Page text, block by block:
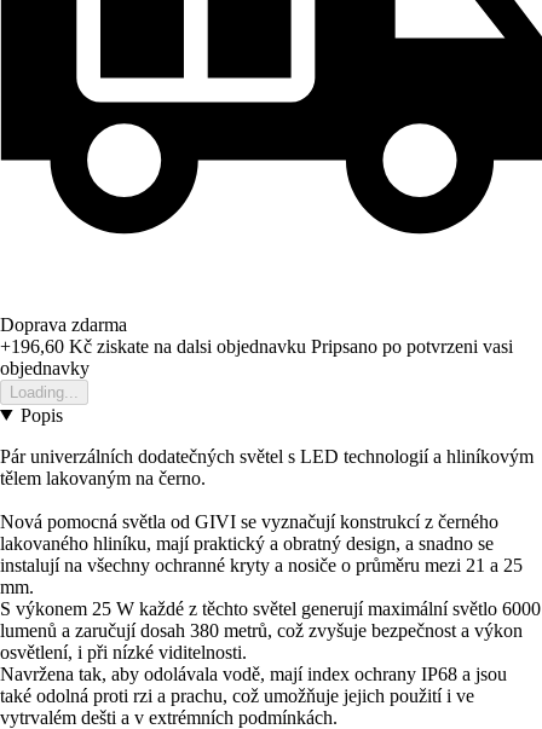
Doprava zdarma
+196,60 Kč ziskate na dalsi objednavku Pripsano po potvrzeni vasi
objednavky
Loading...
Popis
Pár univerzálních dodatečných světel s LED technologií a hliníkovým
tělem lakovaným na černo.
Nová pomocná světla od GIVI se vyznačují konstrukcí z černého
lakovaného hliníku, mají praktický a obratný design, a snadno se
instalují na všechny ochranné kryty a nosiče o průměru mezi 21 a 25
mm.
S výkonem 25 W každé z těchto světel generují maximální světlo 6000
lumenů a zaručují dosah 380 metrů, což zvyšuje bezpečnost a výkon
osvětlení, i při nízké viditelnosti.
Navržena tak, aby odolávala vodě, mají index ochrany IP68 a jsou
také odolná proti rzi a prachu, což umožňuje jejich použití i ve
vytrvalém dešti a v extrémních podmínkách.